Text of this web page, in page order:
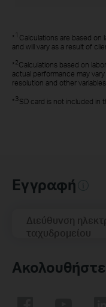
* 1 Calculations are based on
and will vary as a result of
*2Calculations based on
actual performance may
resolution and other variables.
*3SD card is not included in
Εγγραφή
Διεύθυνση
ταχυδρομείου